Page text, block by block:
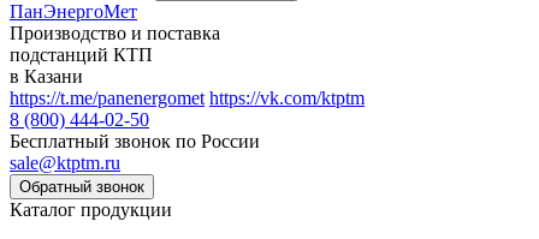
ПанЭнергоМет
Производство и поставка
подстанций КТП
в Казани
https://t.me/panenergomet https://vk.com/ktptm
8 (800) 444-02-50
Бесплатный звонок по России
sale@ktptm.ru
Каталог продукции